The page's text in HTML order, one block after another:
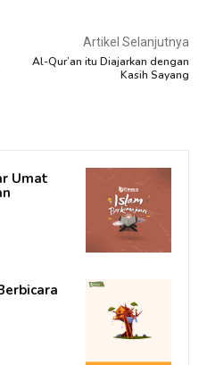
Artikel Selanjutnya
Al-Qur’an itu Diajarkan dengan
Kasih Sayang
Umat